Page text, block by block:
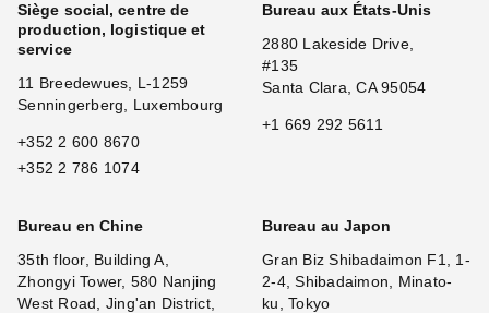
Siège social, centre de
production, logistique et
service
11 Breedewues, L-1259
Senningerberg, Luxembourg
+352 2 600 8670
+352 2 786 1074
Bureau aux États-Unis
2880 Lakeside Drive,
#135
Santa Clara, CA 95054
+1 669 292 5611
Bureau en Chine
35th floor, Building A,
Zhongyi Tower, 580 Nanjing
West Road, Jing'an District,
Bureau au Japon
Gran Biz Shibadaimon F1, 1-
2-4, Shibadaimon, Minato-
ku, Tokyo